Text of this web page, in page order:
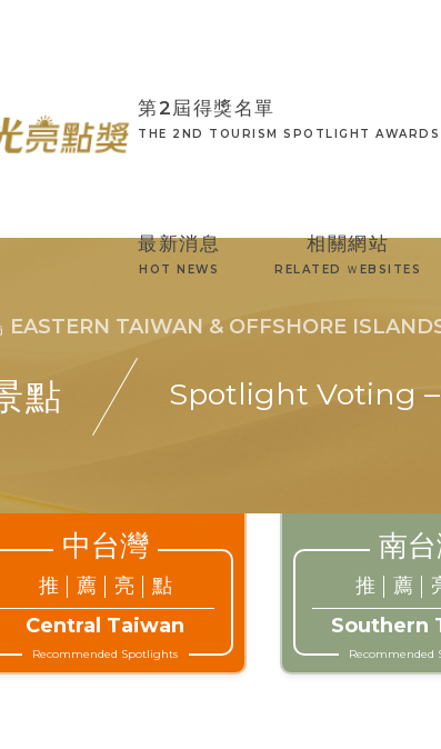
第2屆得獎名單
THE 2ND TOURISM SPOTLIGHT AWARDS
最新消息
HOT NEWS
相關網站
RELATED ＷEBSITES
點 Spotlight Voting –
EASTERN TAIWAN & OFFSHORE
中台灣
推 薦 亮
點
Central Taiwan
Recommended Spotlights
南
推 薦
Southern
Recommended